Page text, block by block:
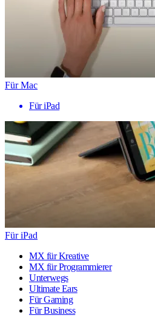
Für Mac
Für iPad
Für iPad
MX für Kreative
MX für Programmierer
Unterwegs
Ultimate Ears
Für Gaming
Für Business